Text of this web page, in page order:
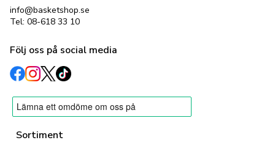
info@basketshop.se
Tel: 08-618 33 10
Följ oss på social media
Sortiment